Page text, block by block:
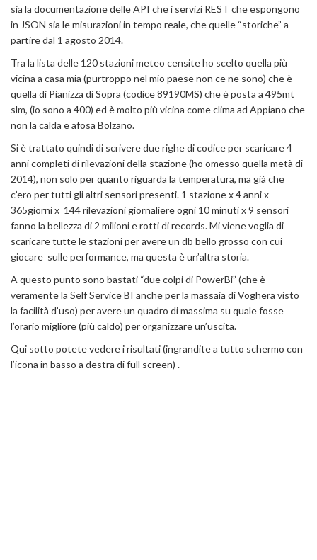
sia la documentazione delle API che i servizi REST che espongono
in JSON sia le misurazioni in tempo reale, che quelle “storiche” a
partire dal 1 agosto 2014.
Tra la lista delle 120 stazioni meteo censite ho scelto quella più
vicina a casa mia (purtroppo nel mio paese non ce ne sono) che è
quella di Pianizza di Sopra (codice 89190MS) che è posta a 495mt
slm, (io sono a 400) ed è molto più vicina come clima ad Appiano che
non la calda e afosa Bolzano.
Si è trattato quindi di scrivere due righe di codice per scaricare 4
anni completi di rilevazioni della stazione (ho omesso quella metà di
2014), non solo per quanto riguarda la temperatura, ma già che
c’ero per tutti gli altri sensori presenti. 1 stazione x 4 anni x
365giorni x 144 rilevazioni giornaliere ogni 10 minuti x 9 sensori
fanno la bellezza di 2 milioni e rotti di records. Mi viene voglia di
scaricare tutte le stazioni per avere un db bello grosso con cui
giocare sulle performance, ma questa è un’altra storia.
A questo punto sono bastati “due colpi di PowerBi” (che è
veramente la Self Service BI anche per la massaia di Voghera visto
la facilità d’uso) per avere un quadro di massima su quale fosse
l’orario migliore (più caldo) per organizzare un’uscita.
Qui sotto potete vedere i risultati (ingrandite a tutto schermo con
l’icona in basso a destra di full screen) .